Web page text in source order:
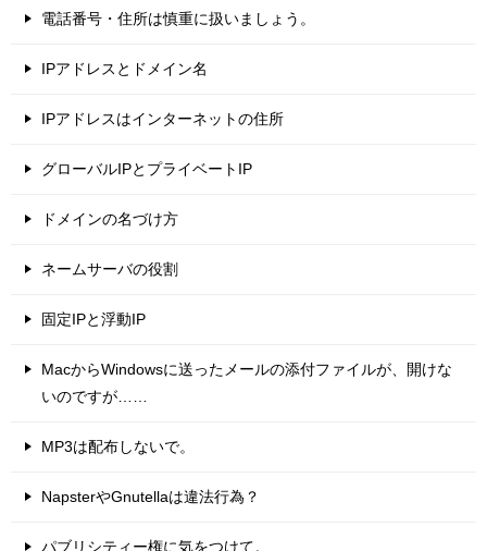
電話番号・住所は慎重に扱いましょう。
IPアドレスとドメイン名
IPアドレスはインターネットの住所
グローバルIPとプライベートIP
ドメインの名づけ方
ネームサーバの役割
固定IPと浮動IP
MacからWindowsに送ったメールの添付ファイルが、開けな
いのですが……
MP3は配布しないで。
NapsterやGnutellaは違法行為？
パブリシティー権に気をつけて。